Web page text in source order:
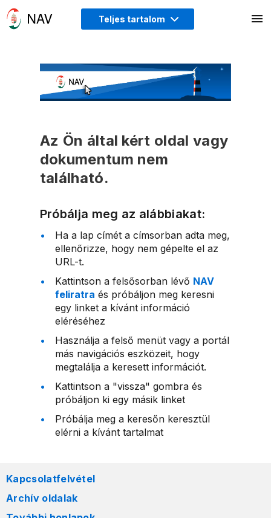
Teljes tartalom
Az Ön által kért oldal vagy
dokumentum nem
található.
Próbálja meg az alábbiakat:
Ha a lap címét a címsorban adta meg,
ellenőrizze, hogy nem gépelte el az
URL-t.
Kattintson a felsősorban lévő NAV
feliratra és próbáljon meg keresni
egy linket a kívánt információ
eléréséhez
Használja a felső menüt vagy a portál
más navigációs eszközeit, hogy
megtalálja a keresett információt.
Kattintson a "vissza" gombra és
próbáljon ki egy másik linket
Próbálja meg a keresőn keresztül
elérni a kívánt tartalmat
Kapcsolatfelvétel
Archív oldalak